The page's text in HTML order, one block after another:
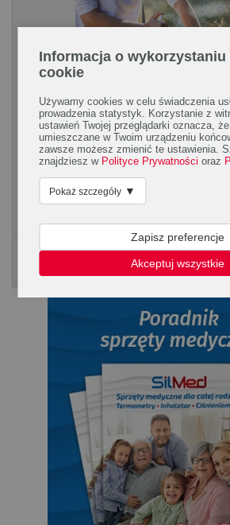
Odstraszanie insektów i
ukąszeń
Rozpoczęcie sezonu urlopowego
przygotowania się na walkę z insektami
kleszcze czy meszki. Ponieważ ich
Poradnik Silmed
KLIKNIJ, ABY POBRAĆ
Informacja o
cookie
Używamy cookies w celu świadczenia
prowadzenia statystyk. Korzystanie z
ustawień Twojej przeglądarki oznacza,
umieszczane w Twoim urządzeniu
zawsze możesz zmienić te ustawienia.
znajdziesz w Polityce Prywatności oraz
Pokaż szczegóły ▼
Zapisz preferencje
Akceptuj wszystkie